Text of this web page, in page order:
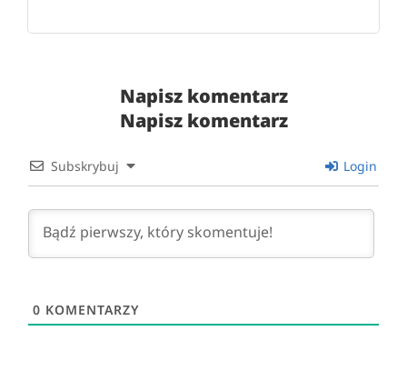
Napisz komentarz
Napisz komentarz
Subskrybuj Login
0 KOMENTARZY